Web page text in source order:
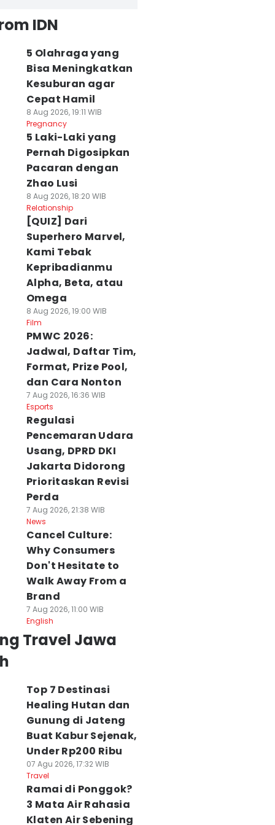
IDN
5 Olahraga yang
Bisa Meningkatkan
Kesuburan agar
Cepat Hamil
8 Aug 2026, 19:11 WIB
Pregnancy
5 Laki-Laki yang
Pernah Digosipkan
Pacaran dengan
Zhao Lusi
8 Aug 2026, 18:20 WIB
Relationship
[QUIZ] Dari
Superhero Marvel,
Kami Tebak
Kepribadianmu
Alpha, Beta, atau
Omega
8 Aug 2026, 19:00 WIB
Film
PMWC 2026:
Jadwal, Daftar Tim,
Format, Prize Pool,
dan Cara Nonton
7 Aug 2026, 16:36 WIB
Esports
Regulasi
Pencemaran Udara
Usang, DPRD DKI
Jakarta Didorong
Prioritaskan Revisi
Perda
7 Aug 2026, 21:38 WIB
News
Cancel Culture:
Why Consumers
Don't Hesitate to
Walk Away From a
Brand
7 Aug 2026, 11:00 WIB
English
Travel Jawa
Top 7 Destinasi
Healing Hutan dan
Gunung di Jateng
Buat Kabur Sejenak,
Under Rp200 Ribu
07 Agu 2026, 17:32 WIB
Travel
Ramai di Ponggok?
3 Mata Air Rahasia
Klaten Air Sebening